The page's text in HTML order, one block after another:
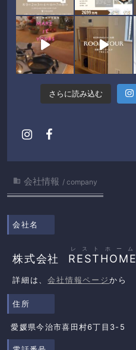
さらに読み込む
 会社情報 company
会社名
株式会社 RESTHOME
レストホーム
詳細は、会社情報ページから
住所
愛媛県今治市喜田村6丁目3-5